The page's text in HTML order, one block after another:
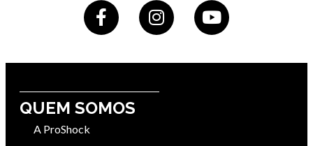
QUEM SOMOS
A ProShock